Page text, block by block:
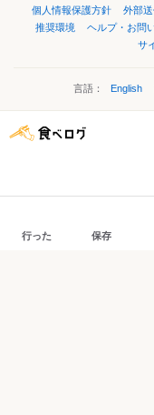
個人情報保護方針
外部送
推奨環境
ヘルプ・お問
サ
言語： English
行った 保存